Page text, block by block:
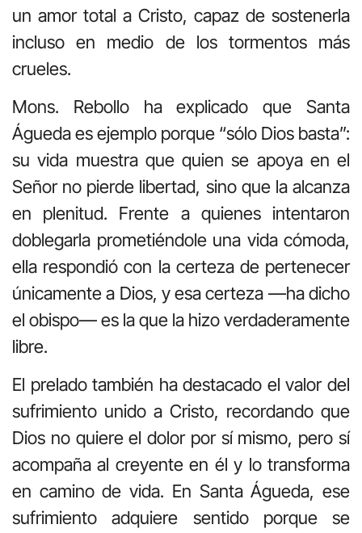
un amor total a Cristo, capaz de sostenerla
incluso en medio de los tormentos más
crueles.
Mons. Rebollo ha explicado que Santa
Águeda es ejemplo porque “sólo Dios basta”:
su vida muestra que quien se apoya en el
Señor no pierde libertad, sino que la alcanza
en plenitud. Frente a quienes intentaron
doblegarla prometiéndole una vida cómoda,
ella respondió con la certeza de pertenecer
únicamente a Dios, y esa certeza —ha dicho
el obispo— es la que la hizo verdaderamente
libre.
El prelado también ha destacado el valor del
sufrimiento unido a Cristo, recordando que
Dios no quiere el dolor por sí mismo, pero sí
acompaña al creyente en él y lo transforma
en camino de vida. En Santa Águeda, ese
sufrimiento adquiere sentido porque se